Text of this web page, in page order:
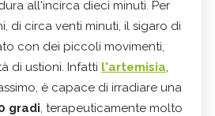
all'incirca dieci minuti. Per
di circa venti minuti, il sigaro di
con dei piccoli movimenti,
di ustioni. Infatti l'artemisia,
è capace di irradiare una
gradi, terapeuticamente molto